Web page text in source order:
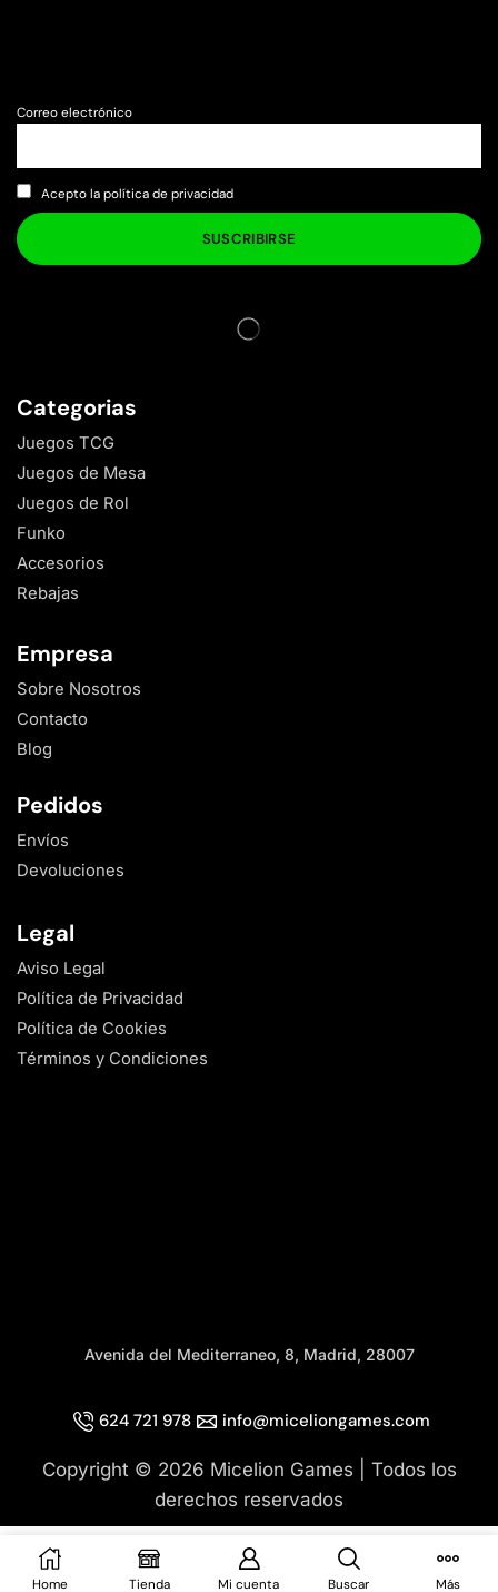
Home Tienda Mi cuenta Buscar Más
Correo electrónico
Acepto la política de privacidad
Categorias
Juegos TCG
Juegos de Mesa
Juegos de Rol
Funko
Accesorios
Rebajas
Empresa
Sobre Nosotros
Contacto
Blog
Pedidos
Envíos
Devoluciones
Legal
Aviso Legal
Política de Privacidad
Política de Cookies
Términos y Condiciones
Avenida del Mediterraneo, 8, Madrid, 28007
Copyright © 2026 Micelion Games | Todos los
derechos reservados
624 721 978 info@miceliongames.com